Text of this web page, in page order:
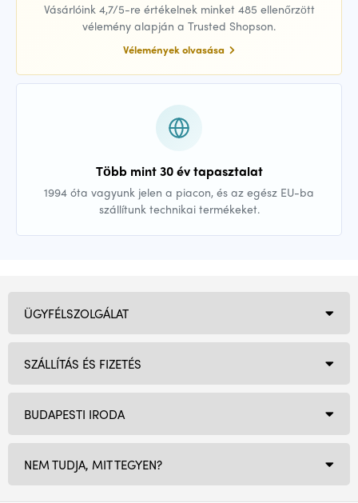
Vásárlóink 4,7/5-re értékelnek minket 485 ellenőrzött
vélemény alapján a Trusted Shopson.
Vélemények olvasása
Több mint 30 év tapasztalat
1994 óta vagyunk jelen a piacon, és az egész EU-ba
szállítunk technikai termékeket.
BUDAPESTI IRODA
NEM TUDJA, MIT TEGYEN?
ÜGYFÉLSZOLGÁLAT
SZÁLLÍTÁS ÉS FIZETÉS